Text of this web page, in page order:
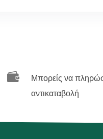

Μπορείς να
αντικαταβολή